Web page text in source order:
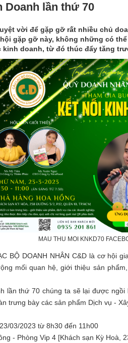
Doanh lần thứ 70
vời để gặp gỡ rất nhiều chủ
hội gặp gỡ này, không những có
doanh, từ đó thúc đẩy tăng
MAU THU MOI KNKD70
BỘ DOANH NHÂN C&D là cơ hội
mối quan hệ, giới thiệu sản
lần thứ 70 chúng ta sẽ lại được
trưng bày các sản phẩm Dịch vụ -
03/2023 từ 8h30 đến 11h00
- Phòng Vip 4 [Khách sạn Kỳ Hoà,